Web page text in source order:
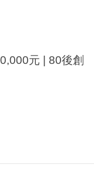
元 | 80後創